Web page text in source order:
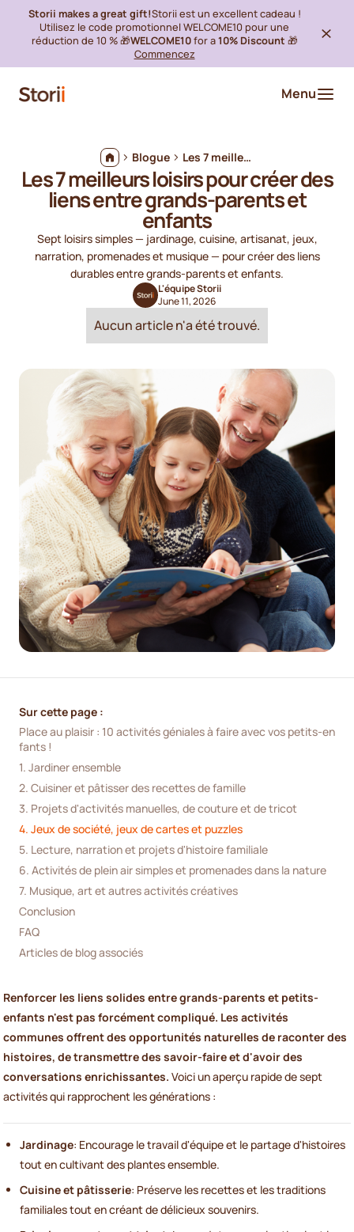
Storii makes a great gift!Storii est un excellent cadeau !
Utilisez le code promotionnel WELCOME10 pour une
réduction de 10 % 🎁WELCOME10for a10% Discount 🎁
Commencez
Menu
Blogue Les 7 meilleurs loisirs pour créer des liens entre grands-parents et enfants
Les 7 meilleurs loisirs pour créer des
liens entre grands-parents et
enfants
Sept loisirs simples — jardinage, cuisine, artisanat, jeux,
narration, promenades et musique — pour créer des liens
durables entre grands-parents et enfants.
L'équipe Storii
June 11, 2026
Aucun article n'a été trouvé.
Sur cette page :
Place au plaisir : 10 activités géniales à faire avec vos petits-en
fants !
1. Jardiner ensemble
2. Cuisiner et pâtisser des recettes de famille
3. Projets d'activités manuelles, de couture et de tricot
4. Jeux de société, jeux de cartes et puzzles
5. Lecture, narration et projets d'histoire familiale
6. Activités de plein air simples et promenades dans la nature
7. Musique, art et autres activités créatives
Conclusion
FAQ
Articles de blog associés
Renforcer les liens solides entre grands-parents et petits-
enfants n'est pas forcément compliqué. Les activités
communes offrent des opportunités naturelles de raconter des
histoires, de transmettre des savoir-faire et d'avoir des
conversations enrichissantes. Voici un aperçu rapide de sept
activités qui rapprochent les générations :
Jardinage: Encourage le travail d'équipe et le partage d'histoires
tout en cultivant des plantes ensemble.
Cuisine et pâtisserie: Préserve les recettes et les traditions
familiales tout en créant de délicieux souvenirs.